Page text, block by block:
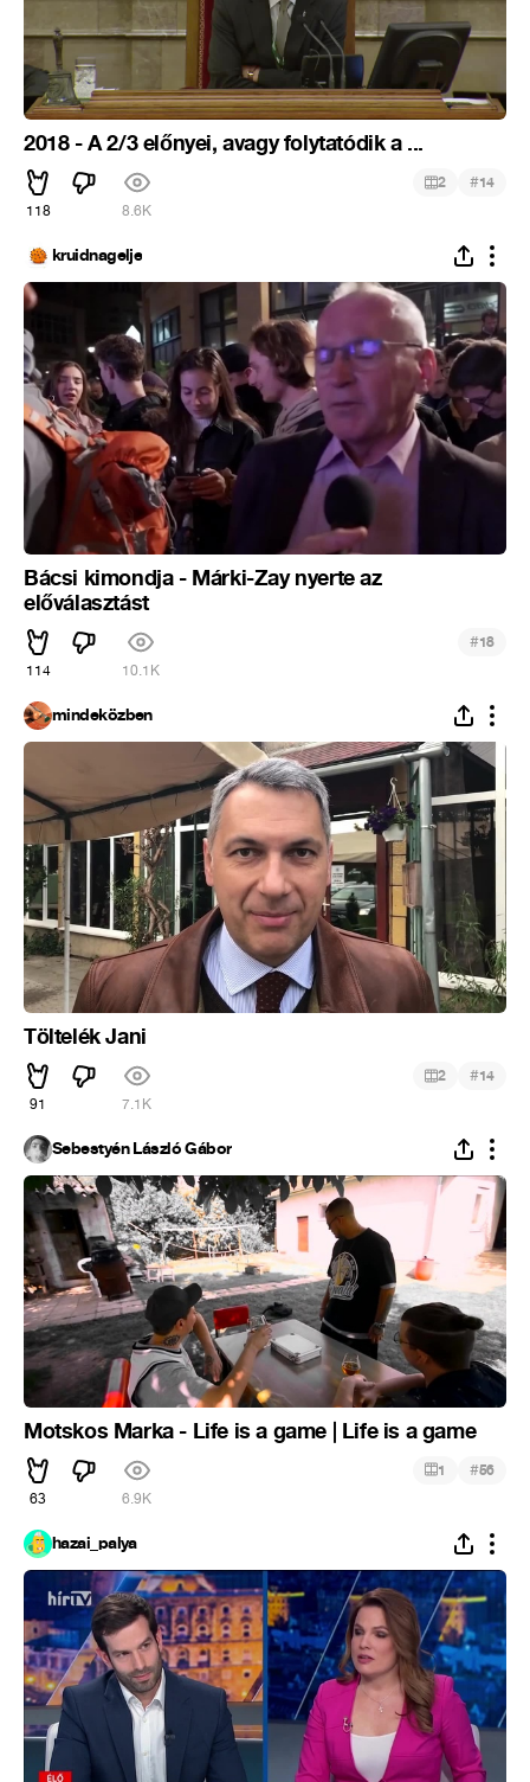
2018 - A 2/3 előnyei, avagy folytatódik a ...
118 8.6K
2 #14
kruidnagelje
Bácsi kimondja - Márki-Zay nyerte az
előválasztást
114 10.1K
#18
mindeközben
Töltelék Jani
91 7.1K
2 #14
Sebestyén László Gábor
Motskos Marka - Life is a game | Life is a game
63 6.9K
1 #56
hazai_palya